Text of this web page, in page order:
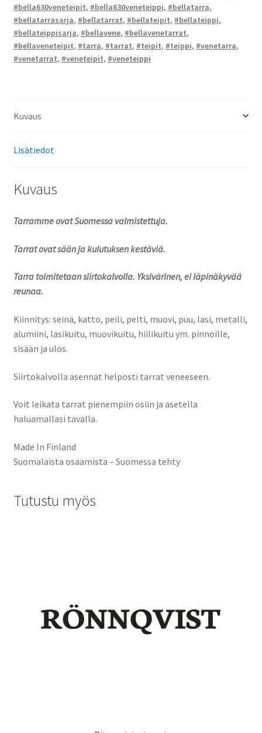
#bella630veneteipit, #bella630veneteippi, #bellatarra,
#bellatarrasarja, #bellatarrat, #bellateipit, #bellateippi,
#bellateippisarja, #bellavene, #bellavenetarrat,
#bellaveneteipit, #tarra, #tarrat, #teipit, #teippi, #venetarra,
#venetarrat, #veneteipit, #veneteippi
Kuvaus
Lisätiedot
Kuvaus
Tarramme ovat Suomessa valmistettuja.
Tarrat ovat sään ja kulutuksen kestäviä.
Tarra toimitetaan siirtokalvolla. Yksivärinen, ei läpinäkyvää
reunaa.
Kiinnitys: seinä, katto, peili, pelti, muovi, puu, lasi, metalli,
alumiini, lasikuitu, muovikuitu, hiilikuitu ym. pinnoille,
sisään ja ulos.
Siirtokalvolla asennat helposti tarrat veneeseen.
Voit leikata tarrat pienempiin osiin ja asetella
haluamallasi tavalla.
Made In Finland
Suomalaista osaamista – Suomessa tehty
Tutustu myös